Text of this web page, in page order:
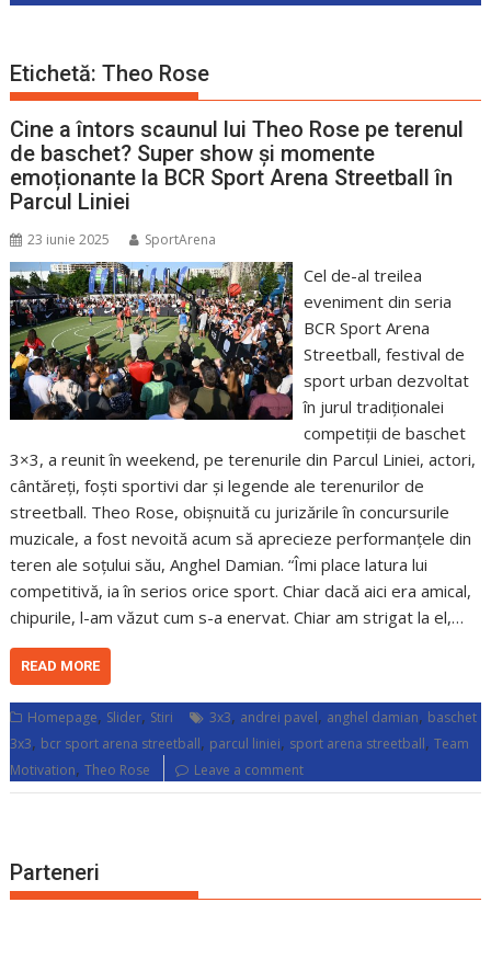
Etichetă:Theo Rose
Cine a întors scaunul lui Theo Rose pe terenul
de baschet? Super show și momente
emoționante la BCR Sport Arena Streetball în
Parcul Liniei
23 iunie 2025 SportArena
Cel de-al treilea
eveniment din seria
BCR Sport Arena
Streetball, festival de
sport urban dezvoltat
în jurul tradiționalei
competiții de baschet
3×3, a reunit în weekend, pe terenurile din Parcul Liniei, actori,
cântăreți, foști sportivi dar și legende ale terenurilor de
streetball. Theo Rose, obișnuită cu jurizările în concursurile
muzicale, a fost nevoită acum să aprecieze performanțele din
teren ale soțului său, Anghel Damian. “Îmi place latura lui
competitivă, ia în serios orice sport. Chiar dacă aici era amical,
chipurile, l-am văzut cum s-a enervat. Chiar am strigat la el,…
READ MORE
Homepage, Slider, Stiri 3x3, andrei pavel, anghel damian, baschet
3x3, bcr sport arena streetball, parcul liniei, sport arena streetball,Team
Motivation,Theo Rose Leave a comment
Parteneri